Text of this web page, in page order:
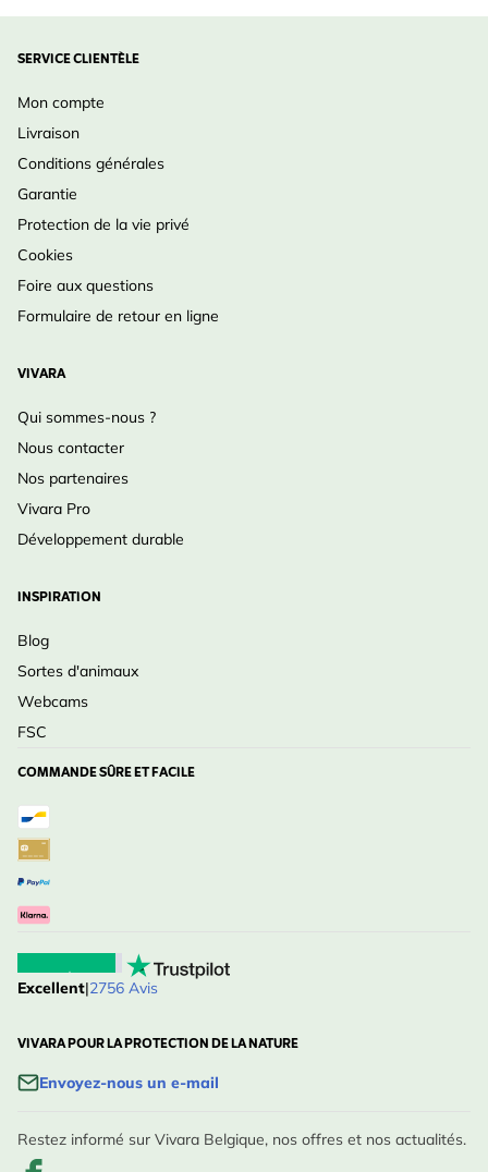
SERVICE CLIENTÈLE
Mon compte
Livraison
Conditions générales
Garantie
Protection de la vie privé
Cookies
Foire aux questions
Formulaire de retour en ligne
VIVARA
Qui sommes-nous ?
Nous contacter
Nos partenaires
Vivara Pro
Développement durable
INSPIRATION
Blog
Sortes d'animaux
Webcams
FSC
COMMANDE SÛRE ET FACILE
Excellent|2756 Avis
VIVARA POUR LA PROTECTION DE LA NATURE
Envoyez-nous un e-mail
Restez informé sur Vivara Belgique, nos offres et nos actualités.